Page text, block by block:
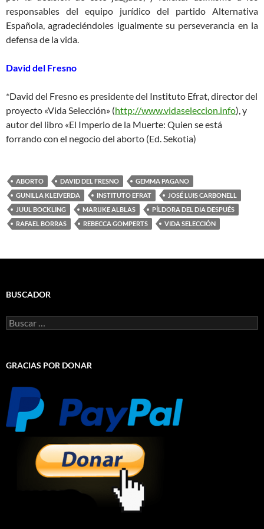
responsables del equipo jurídico del partido Alternativa
Española, agradeciéndoles igualmente su perseverancia en la
defensa de la vida.
David del Fresno
*David del Fresno es presidente del Instituto Efrat, director del
proyecto «Vida Selección» (http://www.vidaseleccion.info), y
autor del libro «El Imperio de la Muerte: Quien se está
forrando con el negocio del aborto (Ed. Sekotia)
ABORTO DAVID DEL FRESNO
GEMMA PAGANO
GUNILLA KLEIVERDA
INSTITUTO EFRAT
JOSÉ LUIS CARBONELL
JUUL BOCKLING
MARIJKE ALBLAS
PÍLDORA DEL DIA DESPUÉS
RAFAEL BORRAS
REBECCA GOMPERTS VIDA SELECCIÓN
BUSCADOR
Buscar:
GRACIAS POR DONAR